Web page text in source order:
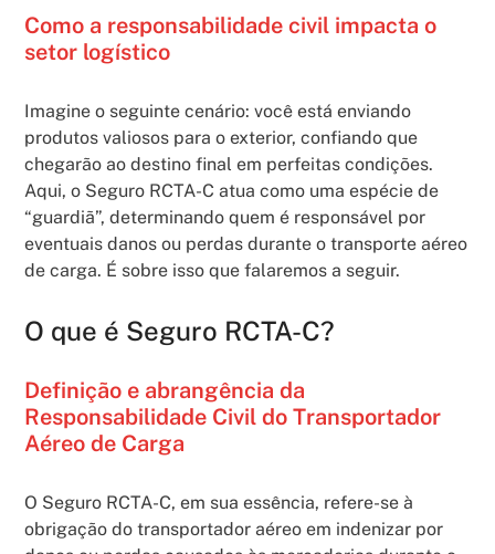
Como a responsabilidade civil impacta o
setor logístico
Imagine o seguinte cenário: você está enviando
produtos valiosos para o exterior, confiando que
chegarão ao destino final em perfeitas condições.
Aqui, o Seguro RCTA-C atua como uma espécie de
“guardiã”, determinando quem é responsável por
eventuais danos ou perdas durante o transporte aéreo
de carga. É sobre isso que falaremos a seguir.
O que é Seguro RCTA-C?
Definição e abrangência da
Responsabilidade Civil do Transportador
Aéreo de Carga
O Seguro RCTA-C, em sua essência, refere-se à
obrigação do transportador aéreo em indenizar por